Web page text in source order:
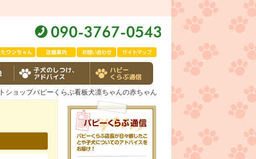
子犬のしつけ、
アドバイス
ハピー
くらぶ通信
ショップパピーくらぶ看板犬凛ちゃんの赤ちゃん